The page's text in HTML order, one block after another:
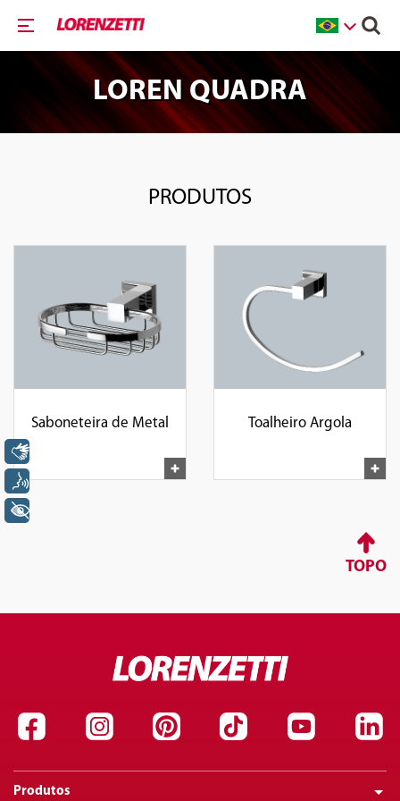
LOREN QUADRA
PRODUTOS
Saboneteira de Metal Toalheiro Argola
TOPO
Produtos
Voz